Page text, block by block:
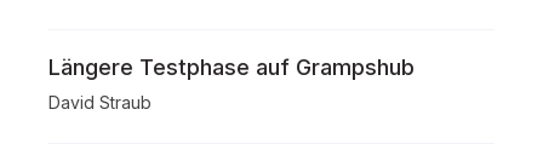
Längere Testphase auf Grampshub
David Straub